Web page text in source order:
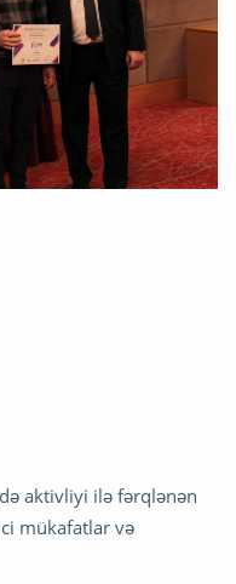
aktivliyi ilə fərqlənən
mükafatlar və